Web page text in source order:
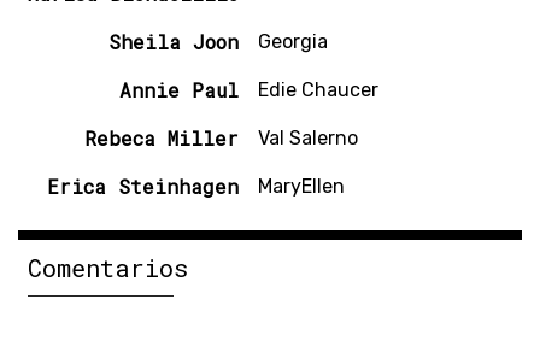
Sheila Joon Georgia
Annie Paul Edie Chaucer
Rebeca Miller Val Salerno
Erica Steinhagen MaryEllen
Comentarios